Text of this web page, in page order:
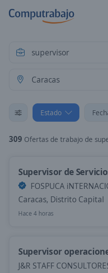
Estado
309 Ofertas de trabajo de supervisor en
Supervisor de
FOSPUCA
Caracas, Distrito Capital
Hace 4 horas
Supervisor
J&R STAFF